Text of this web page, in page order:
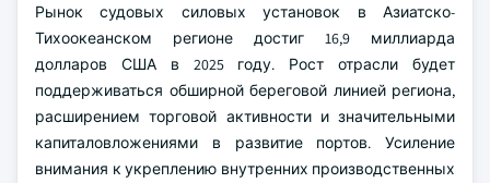
Рынок судовых силовых установок в Азиатско-
Тихоокеанском регионе достиг 16,9 миллиарда
долларов США в 2025 году. Рост отрасли будет
поддерживаться обширной береговой линией региона,
расширением торговой активности и значительными
капиталовложениями в развитие портов. Усиление
внимания к укреплению внутренних производственных